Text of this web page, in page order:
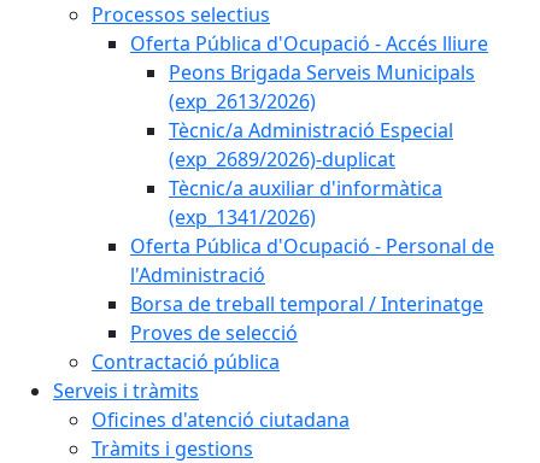
Processos selectius
Oferta Pública d'Ocupació - Accés lliure
Peons Brigada Serveis Municipals
(exp_2613/2026)
Tècnic/a Administració Especial
(exp_2689/2026)-duplicat
Tècnic/a auxiliar d'informàtica
(exp_1341/2026)
Oferta Pública d'Ocupació - Personal de
l'Administració
Borsa de treball temporal / Interinatge
Proves de selecció
Contractació pública
Serveis i tràmits
Oficines d'atenció ciutadana
Tràmits i gestions